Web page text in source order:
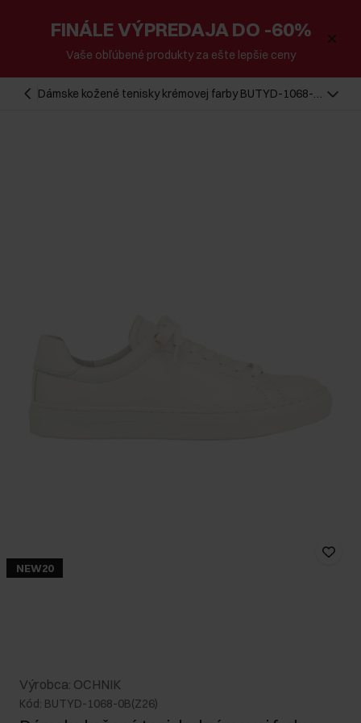
FINÁLE VÝPREDAJA DO -60%
Vaše obľúbené produkty za ešte lepšie ceny
Dámske kožené tenisky krémovej farby BUTYD-1068-
NEW20
Výrobca: OCHNIK
Kód: BUTYD-1068-0B(Z26)